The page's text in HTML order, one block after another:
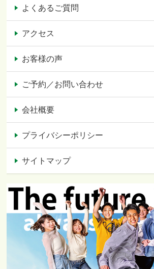
よくあるご質問
アクセス
お客様の声
ご予約／お問い合わせ
会社概要
プライバシーポリシー
サイトマップ